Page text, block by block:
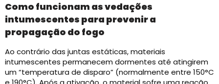
Como funcionam as vedações
intumescentes para prevenir a
propagação do fogo
Ao contrário das juntas estáticas, materiais
intumescentes permanecem dormentes até atingirem
um “temperatura de disparo” (normalmente entre 150°C